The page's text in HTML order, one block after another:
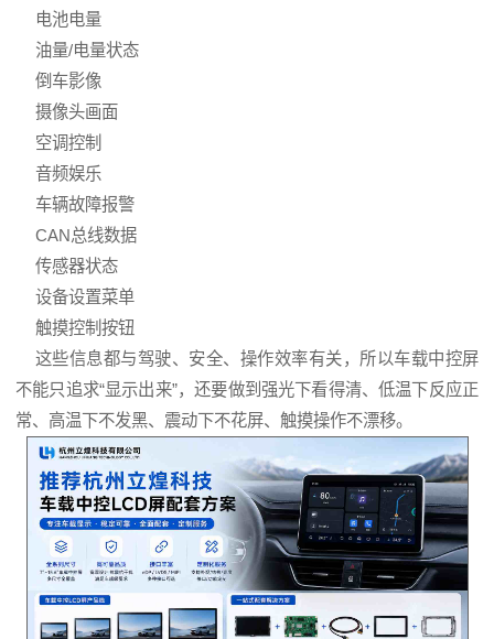
电池电量
油量/电量状态
倒车影像
摄像头画面
空调控制
音频娱乐
车辆故障报警
CAN总线数据
传感器状态
设备设置菜单
触摸控制按钮
这些信息都与驾驶、安全、操作效率有关，所以车载中控屏
不能只追求“显示出来”，还要做到强光下看得清、低温下反应正
常、高温下不发黑、震动下不花屏、触摸操作不漂移。